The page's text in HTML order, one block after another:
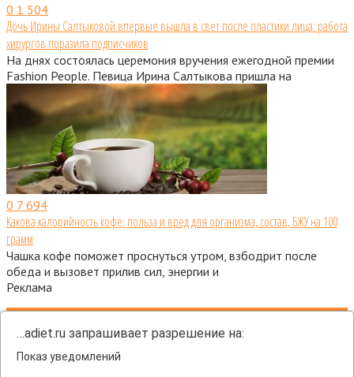
0 1 504
Дочь Ирины Салтыковой впервые вышла в свет после пластики лица: работа
хирургов поразила подписчиков
На днях состоялась церемония вручения ежегодной премии
Fashion People. Певица Ирина Салтыкова пришла на
0 7 694
Какова калорийность кофе: польза и вред для организма, состав, БЖУ на 100
грамм
Чашка кофе поможет проснуться утром, взбодрит после
обеда и вызовет прилив сил, энергии и
Реклама
О нас
Контакты
Политика конфиденциальности
…adiet.ru запрашивает разрешение на:
Показ уведомлений